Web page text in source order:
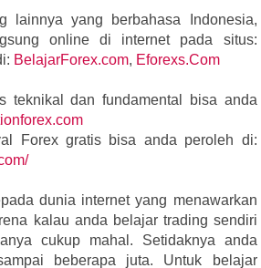
lainnya yang berbahasa Indonesia,
online di internet pada situs:
BelajarForex.com, Eforexs.Com
teknikal dan fundamental bisa anda
Forex gratis bisa anda peroleh di:
dunia internet yang menawarkan
kalau anda belajar trading sendiri
cukup mahal. Setidaknya anda
beberapa juta. Untuk belajar